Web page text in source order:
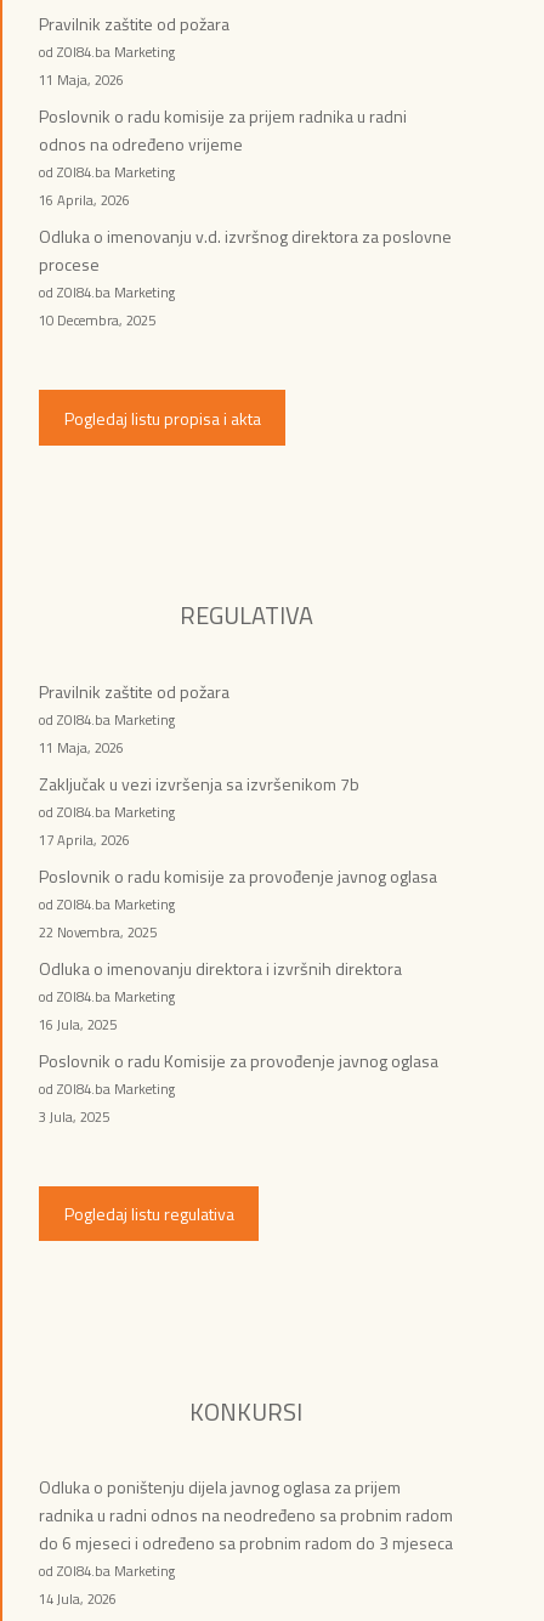
Pravilnik zaštite od požara
od ZOI84.ba Marketing
11 Maja, 2026
Poslovnik o radu komisije za prijem radnika u radni
odnos na određeno vrijeme
od ZOI84.ba Marketing
16 Aprila, 2026
Odluka o imenovanju v.d. izvršnog direktora za poslovne
procese
od ZOI84.ba Marketing
10 Decembra, 2025
Pogledaj listu propisa i akta
REGULATIVA
Pravilnik zaštite od požara
od ZOI84.ba Marketing
11 Maja, 2026
Zaključak u vezi izvršenja sa izvršenikom 7b
od ZOI84.ba Marketing
17 Aprila, 2026
Poslovnik o radu komisije za provođenje javnog oglasa
od ZOI84.ba Marketing
22 Novembra, 2025
Odluka o imenovanju direktora i izvršnih direktora
od ZOI84.ba Marketing
16 Jula, 2025
Poslovnik o radu Komisije za provođenje javnog oglasa
od ZOI84.ba Marketing
3 Jula, 2025
Pogledaj listu regulativa
KONKURSI
Odluka o poništenju dijela javnog oglasa za prijem
radnika u radni odnos na neodređeno sa probnim radom
do 6 mjeseci i određeno sa probnim radom do 3 mjeseca
od ZOI84.ba Marketing
14 Jula, 2026